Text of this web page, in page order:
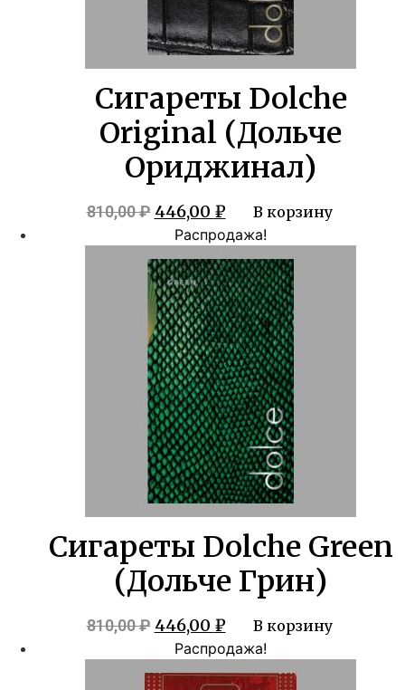
Сигареты Dolche
Original (Дольче
Ориджинал)
810,00₽ Первоначальная
цена
составляла
810,00 ₽.
446,00 ₽Текущая
цена:
446,00 ₽.
В корзину
Распродажа!
Сигареты Dolche Green
(Дольче Грин)
810,00₽ Первоначальная
цена
составляла
446,00 ₽Текущая
цена:
446,00 ₽.
В корзину
Распродажа!